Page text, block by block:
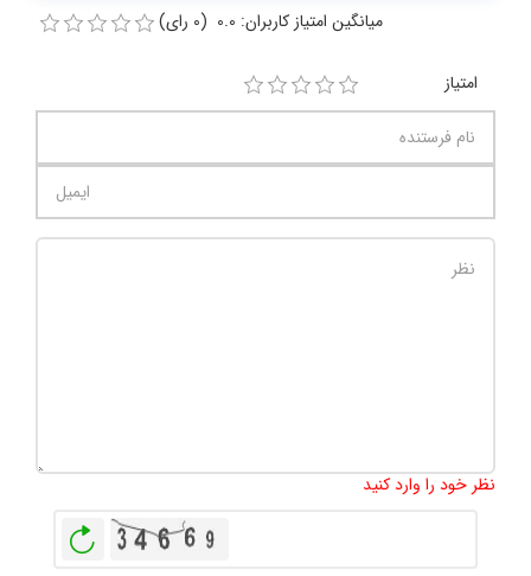
میانگین امتیاز کاربران: 0.0 (0 رای)
امتیاز
نظر خود را وارد کنید